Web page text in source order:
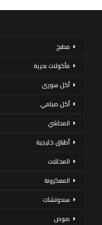
مطبخ
مأكولات بحرية
أكل سورى
أكل صيامي
المحاشي
أطباق خليجية
المخللات
المعكرونة
سندوتشات
صوص